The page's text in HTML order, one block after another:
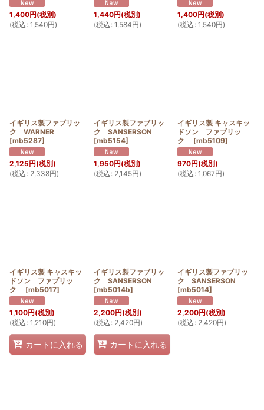
1,400円(税別)
(税込 : 1,540円)
1,440円(税別)
(税込 : 1,584円)
1,400円(税別)
(税込 : 1,540円)
イギリス製ファブリッ
ク WARNER
[mb5287]
2,125円(税別)
(税込 : 2,338円)
イギリス製ファブリッ
ク SANSERSON
[mb5154]
1,950円(税別)
(税込 : 2,145円)
イギリス製 キャスキッ
ドソン ファブリッ
ク
[mb5109]
970円(税別)
(税込 : 1,067円)
イギリス製 キャスキッ
ドソン ファブリッ
ク
[mb5017]
1,100円(税別)
(税込 : 1,210円)
カートに入れる
イギリス製ファブリッ
ク SANSERSON
[mb5014b]
2,200円(税別)
(税込 : 2,420円)
カートに入れる
イギリス製ファブリッ
ク SANSERSON
[mb5014]
2,200円(税別)
(税込 : 2,420円)